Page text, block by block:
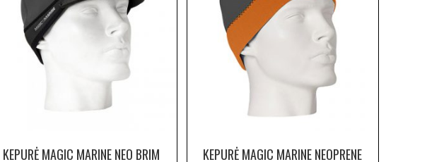
KEPURĖ MAGIC MARINE NEO BRIM
KEPURĖ MAGIC MARINE NEOPRENE